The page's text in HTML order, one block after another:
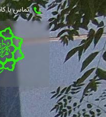
تماس با کانون: 4-